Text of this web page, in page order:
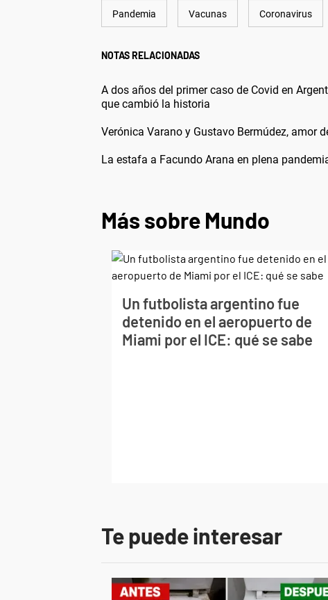
Pandemia Vacunas Coronavirus
NOTAS RELACIONADAS
A dos años del primer caso de Covid en
que cambió la historia
Verónica Varano y Gustavo Bermúdez, amor
La estafa a Facundo Arana en plena
Más sobre Mundo
Un futbolista argentino fue
detenido en el aeropuerto de
Miami por el ICE: qué se sabe
Te puede interesar